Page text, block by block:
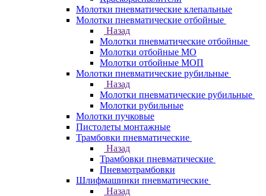
Молотки пневматические клепальные
Молотки пневматические отбойные
Назад
Молотки пневматические отбойные
Молотки отбойные МО
Молотки отбойные МОП
Молотки пневматические рубильные
Назад
Молотки пневматические рубильные
Молотки рубильные
Молотки пучковые
Пистолеты монтажные
Трамбовки пневматические
Назад
Трамбовки пневматические
Пневмотрамбовки
Шлифмашинки пневматические
Назад